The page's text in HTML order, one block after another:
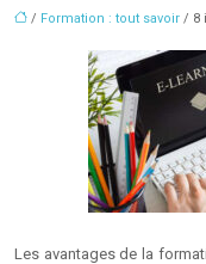
/ Formation : tout savoir / 8
Les avantages de la